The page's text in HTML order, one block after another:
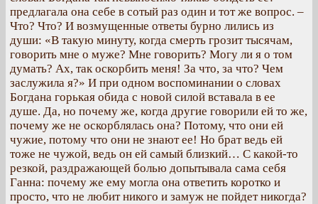
предлагала она себе в сотый раз один и тот же вопрос. –
Что? Что? И возмущенные ответы бурно лились из
души: «В такую минуту, когда смерть грозит тысячам,
говорить мне о муже? Мне говорить? Могу ли я о том
думать? Ах, так оскорбить меня! За что, за что? Чем
заслужила я?» И при одном воспоминании о словах
Богдана горькая обида с новой силой вставала в ее
душе. Да, но почему же, когда другие говорили ей то же,
почему же не оскорблялась она? Потому, что они ей
чужие, потому что они не знают ее! Но брат ведь ей
тоже не чужой, ведь он ей самый близкий… С какой-то
резкой, раздражающей болью допытывала сама себя
Ганна: почему же ему могла она ответить коротко и
просто, что не любит никого и замуж не пойдет никогда?